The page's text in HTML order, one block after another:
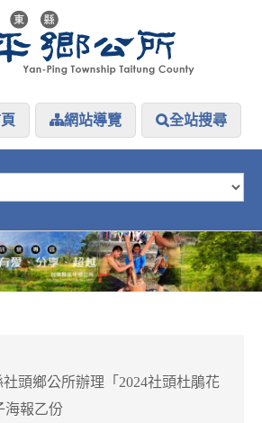
網站導覽 全站搜尋
延平介紹
防災專區
資訊公開
探索延平
社頭鄉公所辦理「2024社頭杜鵑花
海報乙份